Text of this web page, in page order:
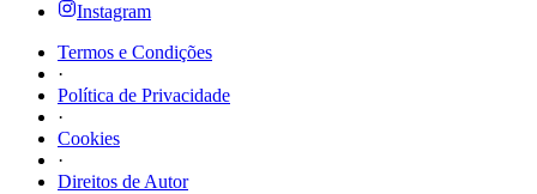
Instagram
Termos e Condições
·
Política de Privacidade
·
Cookies
·
Direitos de Autor